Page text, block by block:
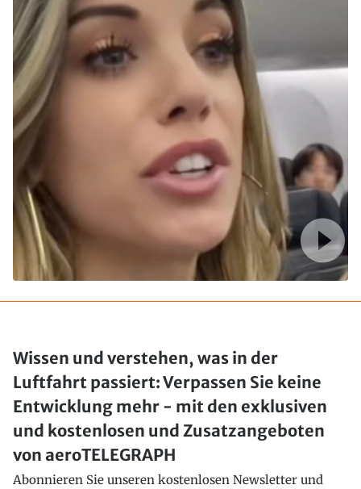
Wissen und verstehen, was in der
Luftfahrt passiert: Verpassen Sie keine
Entwicklung mehr - mit den exklusiven
und kostenlosen und Zusatzangeboten
von aeroTELEGRAPH
Abonnieren Sie unseren kostenlosen Newsletter und